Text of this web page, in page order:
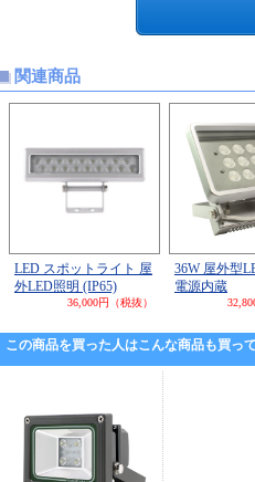
関連商品
LED スポットライト 屋
外LED照明 (IP65)
36,000円（税抜）
36W 屋外型
電源内蔵
この商品を買った人はこんな商品も買っ